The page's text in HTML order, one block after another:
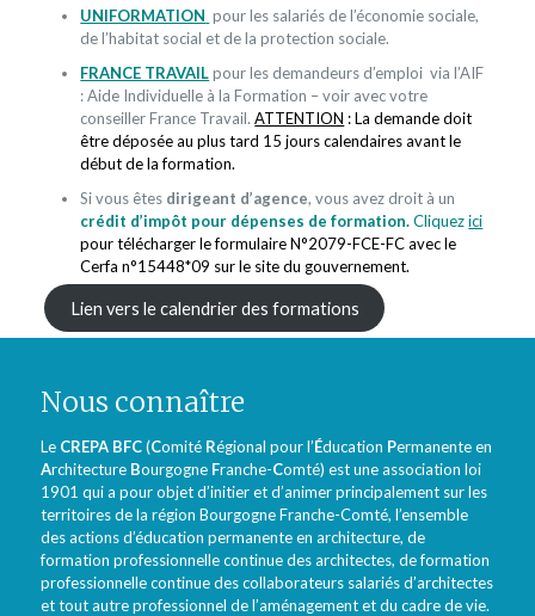
UNIFORMATION pour les salariés de l’économie sociale,
de l’habitat social et de la protection sociale.
FRANCE TRAVAILpour les demandeurs d’emploi via l’AIF
: Aide Individuelle à la Formation – voir avec votre
conseiller France Travail.ATTENTION : La demande doit
être déposée au plus tard 15 jours calendaires avant le
début de la formation.
Si vous êtes dirigeant d’agence, vous avez droit à un
crédit d’impôt pour dépenses de formation.Cliquezici
pour télécharger le formulaire N°2079-FCE-FC avec le
Cerfa n°15448*09 sur le site du gouvernement.
Lien vers le calendrier des formations
Nous connaître
Le CREPA BFC(Comité Régional pour l’Éducation Permanente en
Architecture Bourgogne Franche-Comté) est une association loi
1901 qui a pour objet d’initier et d’animer principalement sur les
territoires de la région Bourgogne Franche-Comté, l’ensemble
des actions d’éducation permanente en architecture, de
formation professionnelle continue des architectes, de formation
professionnelle continue des collaborateurs salariés d’architectes
et tout autre professionnel de l’aménagement et du cadre de vie.